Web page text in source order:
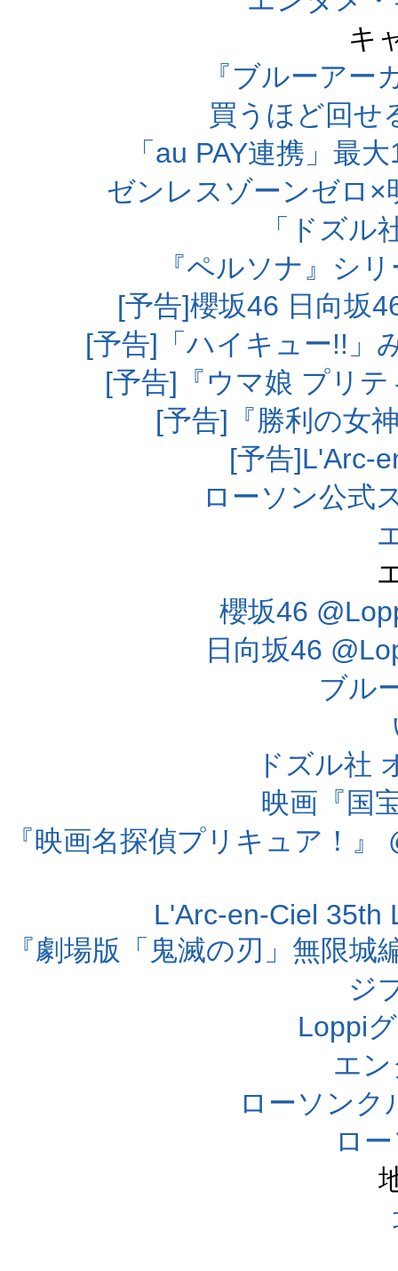
キ
『ブルーアー
買うほど回せ
「au PAY連携」最
ゼンレスゾーンゼロ
「ドズル
『ペルソナ』シ
[予告]櫻坂46 日向坂
[予告]「ハイキュー!!」
[予告]『ウマ娘 プリ
[予告]『勝利の女
[予告]L'Arc-
ローソン公式
櫻坂46
日向坂46
ブル
ドズル社
映画『国
『映画名探偵プリキュア！
L'Arc-en-Ciel 35th
『劇場版「鬼滅の刃」無限
ジ
Loppi
エ
ローソンク
ロ